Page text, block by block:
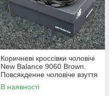
Коричневі кроссівки чоловічі
New Balance 9060 Brown.
Повсякденне чоловіче взуття
Нью Беленс 9060.
В наявності